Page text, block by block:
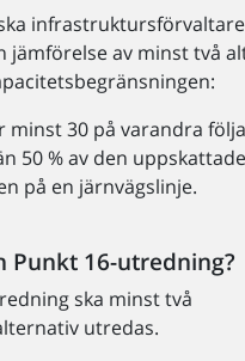
jämförelse av minst två
minst 30 på varandra
50 % av den uppskattade
på en järnvägslinje.
Punkt 16-utredning?
ska minst två
utredas.